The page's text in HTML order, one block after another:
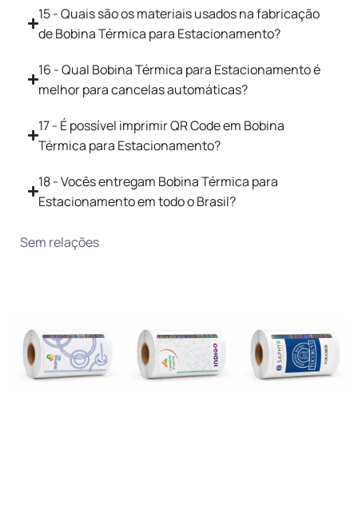
15 - Quais são os materiais usados na fabricação
de Bobina Térmica para Estacionamento?
16 - Qual Bobina Térmica para Estacionamento é
melhor para cancelas automáticas?
17 - É possível imprimir QR Code em Bobina
Térmica para Estacionamento?
18 - Vocês entregam Bobina Térmica para
Estacionamento em todo o Brasil?
Sem relações